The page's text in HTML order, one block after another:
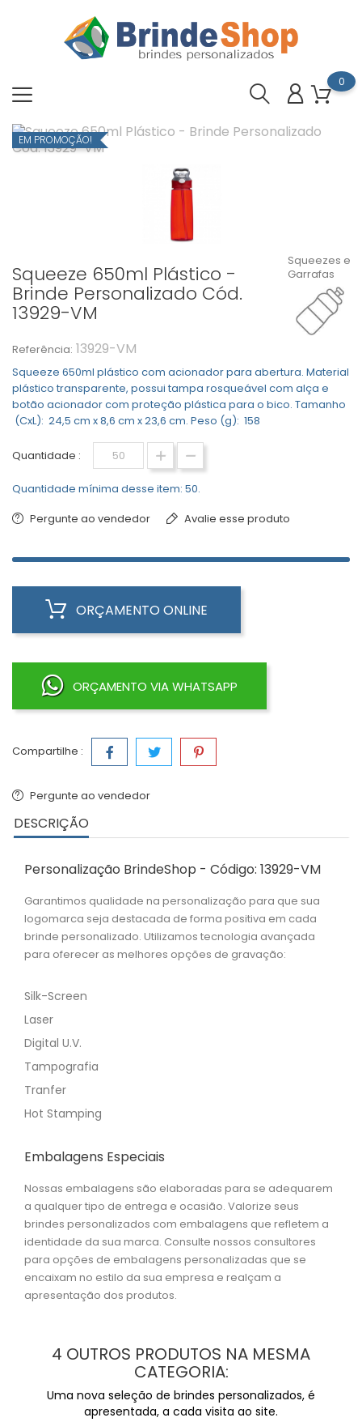
0
EM PROMOÇÃO!
Squeeze 650ml Plástico -
Brinde Personalizado Cód.
13929-VM
Referência: 13929-VM
Squeeze 650ml plástico com acionador para abertura. Material
plástico transparente, possui tampa rosqueável com alça e
botão acionador com proteção plástica para o bico. Tamanho
(CxL): 24,5 cm x 8,6 cm x 23,6 cm. Peso (g): 158
Quantidade :
Quantidade mínima desse item: 50.
Pergunte ao vendedor
Avalie esse produto
ORÇAMENTO ONLINE
ORÇAMENTO VIA WHATSAPP
Compartilhe :
Squeezes e
Garrafas
Pergunte ao vendedor
DESCRIÇÃO
Personalização BrindeShop - Código: 13929-VM
Garantimos qualidade na personalização para que sua
logomarca seja destacada de forma positiva em cada
brinde personalizado. Utilizamos tecnologia avançada
para oferecer as melhores opções de gravação:
Silk-Screen
Laser
Digital U.V.
Tampografia
Tranfer
Hot Stamping
Embalagens Especiais
Nossas embalagens são elaboradas para se adequarem
a qualquer tipo de entrega e ocasião. Valorize seus
brindes personalizados com embalagens que refletem a
identidade da sua marca. Consulte nossos consultores
para opções de embalagens personalizadas que se
encaixam no estilo da sua empresa e realçam a
apresentação dos produtos.
4 OUTROS PRODUTOS NA MESMA
CATEGORIA:
Uma nova seleção de brindes personalizados, é
apresentada, a cada visita ao site.